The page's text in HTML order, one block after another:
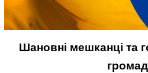
Шановні мешканці та